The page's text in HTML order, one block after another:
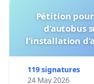
Pétition
d’autobus
l’installation
119 signatures
24 May 2026